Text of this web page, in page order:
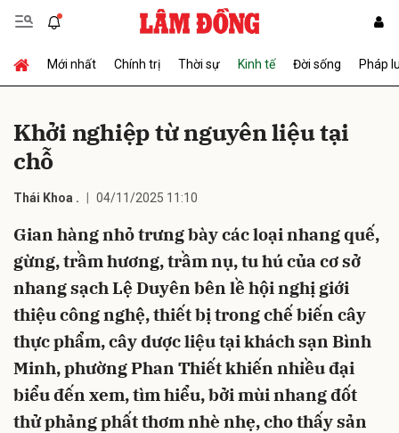
Mới nhất Chính trị Thời sự Kinh tế Đời sống Pháp
Khởi nghiệp từ nguyên liệu tại
chỗ
Thái Khoa . 04/11/2025 11:10
Gian hàng nhỏ trưng bày các loại nhang quế,
gừng, trầm hương, trầm nụ, tu hú của cơ sở
nhang sạch Lệ Duyên bên lề hội nghị giới
thiệu công nghệ, thiết bị trong chế biến cây
thực phẩm, cây dược liệu tại khách sạn Bình
Minh, phường Phan Thiết khiến nhiều đại
biểu đến xem, tìm hiểu, bởi mùi nhang đốt
thử phảng phất thơm nhè nhẹ, cho thấy sản
Gửi bình luận
Hủy Gửi